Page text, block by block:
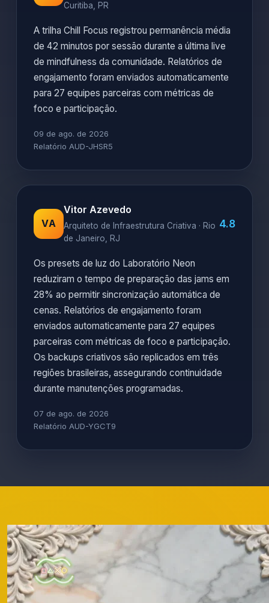
Curitiba, PR
A trilha Chill Focus registrou permanência média
de 42 minutos por sessão durante a última live
de mindfulness da comunidade. Relatórios de
engajamento foram enviados automaticamente
para 27 equipes parceiras com métricas de
foco e participação.
09 de ago. de 2026
Relatório AUD-JHSR5
VA
Vitor Azevedo
Arquiteto de Infraestrutura Criativa · Rio
de Janeiro, RJ
4.8
Os presets de luz do Laboratório Neon
reduziram o tempo de preparação das jams em
28% ao permitir sincronização automática de
cenas. Relatórios de engajamento foram
enviados automaticamente para 27 equipes
parceiras com métricas de foco e participação.
Os backups criativos são replicados em três
regiões brasileiras, assegurando continuidade
durante manutenções programadas.
07 de ago. de 2026
Relatório AUD-YGCT9